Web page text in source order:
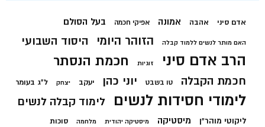
אדם סיני אהבה אמונה אפיקי חכמה בעל הסולם
האם מותר לנשים ללמוד קבלה הזוהר היומי היסוד השבועי
הרב אדם סיני זוגיות חכמת הנסתר
חכמת הקבלה טו בשבט יוני כהן יעקב יצחק ל"ג בעומר
לימודי חסידות לנשים לימוד קבלה לנשים
ליקוטי מוהר"ן מיסטיקה מיסטיקה יהודית מלחמה סוכות